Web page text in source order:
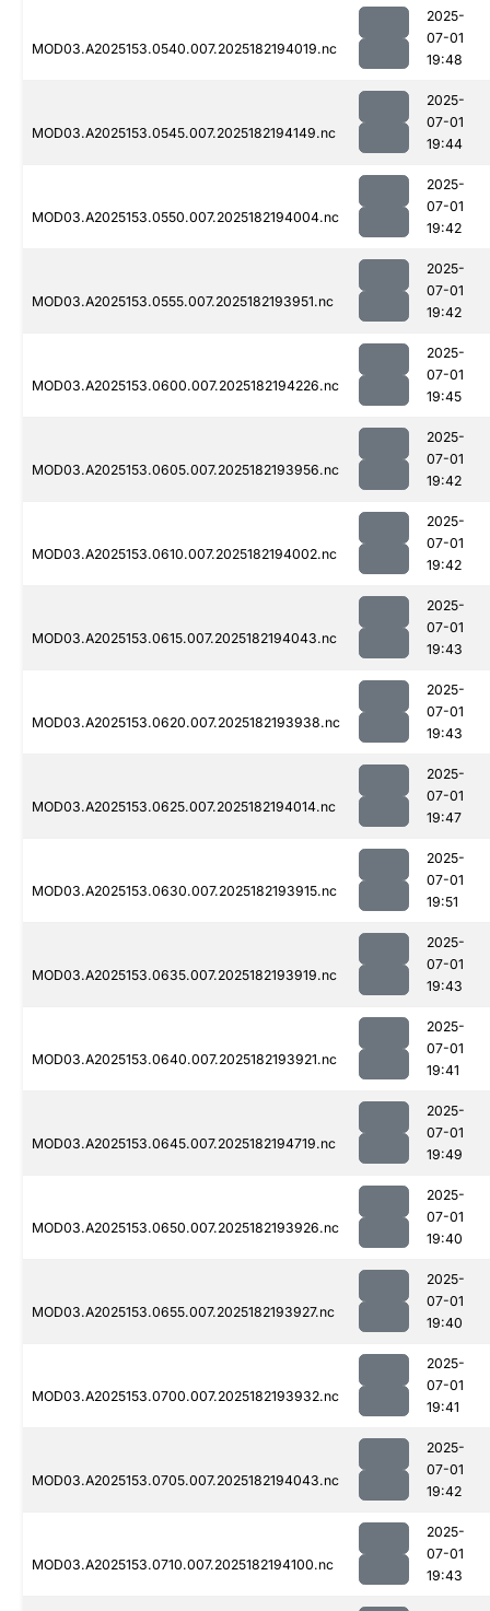
MOD03.A2025153.0540.007.2025182194019.nc
2025-
07-01
19:48
MOD03.A2025153.0545.007.2025182194149.nc
2025-
07-01
19:44
MOD03.A2025153.0550.007.2025182194004.nc
2025-
07-01
19:42
MOD03.A2025153.0555.007.2025182193951.nc
2025-
07-01
19:42
MOD03.A2025153.0600.007.2025182194226.nc
2025-
07-01
19:45
MOD03.A2025153.0605.007.2025182193956.nc
2025-
07-01
19:42
MOD03.A2025153.0610.007.2025182194002.nc
2025-
07-01
19:42
MOD03.A2025153.0615.007.2025182194043.nc
2025-
07-01
19:43
MOD03.A2025153.0620.007.2025182193938.nc
2025-
07-01
19:43
MOD03.A2025153.0625.007.2025182194014.nc
2025-
07-01
19:47
MOD03.A2025153.0630.007.2025182193915.nc
2025-
07-01
19:51
MOD03.A2025153.0635.007.2025182193919.nc
2025-
07-01
19:43
MOD03.A2025153.0640.007.2025182193921.nc
2025-
07-01
19:41
MOD03.A2025153.0645.007.2025182194719.nc
2025-
07-01
19:49
MOD03.A2025153.0650.007.2025182193926.nc
2025-
07-01
19:40
MOD03.A2025153.0655.007.2025182193927.nc
2025-
07-01
19:40
MOD03.A2025153.0700.007.2025182193932.nc
2025-
07-01
19:41
MOD03.A2025153.0705.007.2025182194043.nc
2025-
07-01
19:42
MOD03.A2025153.0710.007.2025182194100.nc
2025-
07-01
19:43